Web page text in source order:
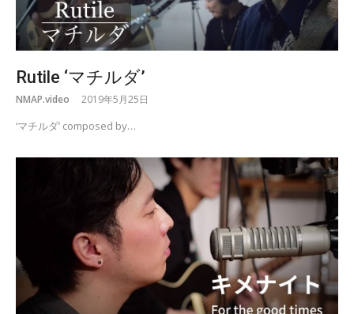
Rutile ‘マチルダ’
NMAP.video 2019年5月25日
‘マチルダ’ composed by…